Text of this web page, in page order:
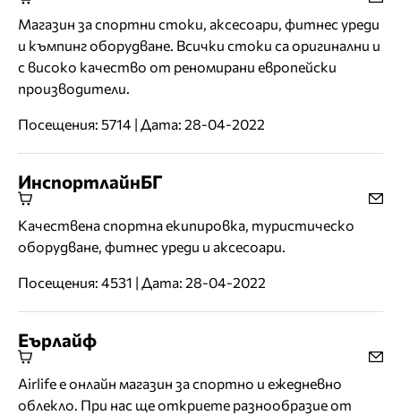
Магазин за спортни стоки, аксесоари, фитнес уреди
и къмпинг оборудване. Всички стоки са оригинални и
с високо качество от реномирани европейски
производители.
Посещения: 5714 | Дата: 28-04-2022
ИнспортлайнБГ
Качествена спортна екипировка, туристическо
оборудване, фитнес уреди и аксесоари.
Посещения: 4531 | Дата: 28-04-2022
Еърлайф
Airlife е онлайн магазин за спортно и ежедневно
облекло. При нас ще откриете разнообразие от